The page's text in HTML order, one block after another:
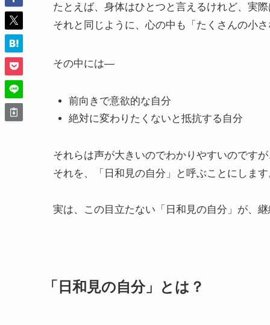
たとえば、身体はひとつと言えるけれど、実
それと同じように、心の中も「たくさんの小
その中には―
前向きで意欲的な自分
絶対に変わりたくないと抵抗する自分
それらは声が大きいのでわかりやすいのです
それを、「日和見の自分」と呼ぶことにしま
実は、この目立たない「日和見の自分」が、
「日和見の自分」とは？